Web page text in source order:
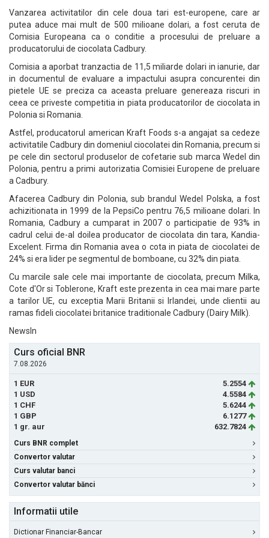
Vanzarea activitatilor din cele doua tari est-europene, care ar
putea aduce mai mult de 500 milioane dolari, a fost ceruta de
Comisia Europeana ca o conditie a procesului de preluare a
producatorului de ciocolata Cadbury.
Comisia a aporbat tranzactia de 11,5 miliarde dolari in ianurie, dar
in documentul de evaluare a impactului asupra concurentei din
pietele UE se preciza ca aceasta preluare genereaza riscuri in
ceea ce priveste competitia in piata producatorilor de ciocolata in
Polonia si Romania.
Astfel, producatorul american Kraft Foods s-a angajat sa cedeze
activitatile Cadbury din domeniul ciocolatei din Romania, precum si
pe cele din sectorul produselor de cofetarie sub marca Wedel din
Polonia, pentru a primi autorizatia Comisiei Europene de preluare
a Cadbury.
Afacerea Cadbury din Polonia, sub brandul Wedel Polska, a fost
achizitionata in 1999 de la PepsiCo pentru 76,5 milioane dolari. In
Romania, Cadbury a cumparat in 2007 o participatie de 93% in
cadrul celui de-al doilea producator de ciocolata din tara, Kandia-
Excelent. Firma din Romania avea o cota in piata de ciocolatei de
24% si era lider pe segmentul de bomboane, cu 32% din piata.
Cu marcile sale cele mai importante de ciocolata, precum Milka,
Cote d'Or si Toblerone, Kraft este prezenta in cea mai mare parte
a tarilor UE, cu exceptia Marii Britanii si Irlandei, unde clientii au
ramas fideli ciocolatei britanice traditionale Cadbury (Dairy Milk).
NewsIn
Curs oficial BNR
7.08.2026
1 EUR
5.2554
1 USD
4.5584
1 CHF
5.6244
1 GBP
6.1277
1 gr. aur
632.7824
Curs BNR complet
Convertor valutar
Curs valutar banci
Convertor valutar bănci
Informatii utile
Dictionar Financiar-Bancar